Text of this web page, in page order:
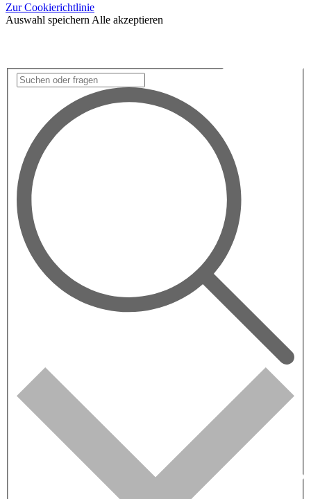
Zur Cookierichtlinie
Auswahl speichern Alle akzeptieren